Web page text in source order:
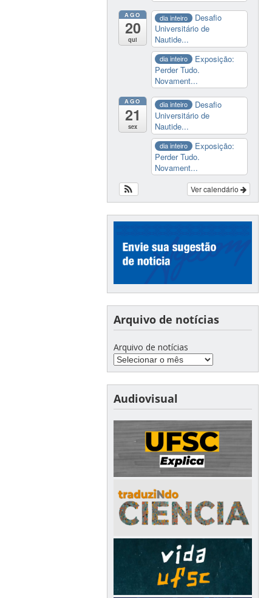
AGO
20
qui
dia inteiro
Desafio
Universitário de
Nautide...
dia inteiro
Exposição:
Perder Tudo.
Novament...
AGO
21
sex
dia inteiro
Desafio
Universitário de
Nautide...
dia inteiro
Exposição:
Perder Tudo.
Novament...
Ver calendário
Arquivo de notícias
Arquivo de notícias
Audiovisual